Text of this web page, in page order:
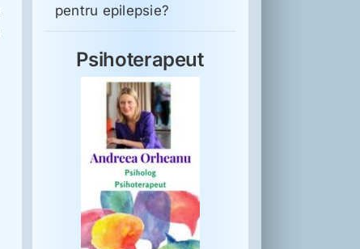
pentru epilepsie?
Psihoterapeut